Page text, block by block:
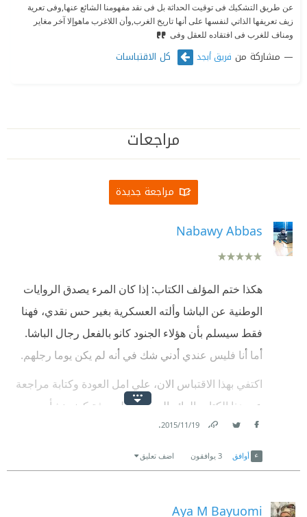
عن طريق التشكيك فى توقيت الحداثة بل فى نقد مفهومنا الشائع عنها,وفى تعرية
زيف تعريفها الذاتي لنفسها على أنها تاريخ الغرب,وأن اللاغرب ماهوإلا آخر مغاير
ومناف للغرب فى افتقاده للعقل وفى
مشاركة من فريق أبجد كل الاقتباسات
مراجعات
مراجعة جديدة
Nabawy Abbas
هكذا ختم المؤلف الكتاب: إذا كان المرء يصدق الروايات
الوطنية عن الباشا وألته العسكرية بغير حس نقدي، فهنا
فقط سيسلم بأن هؤلاء الجنود كانو بالفعل رجال الباشا.
أما أنا فليس عندي أدني شك في أنه لم يكن يوما رجلهم.
اكتفي بهذا الاقتباس الان، علي امل العودة وكتابة مراجعة
عن هذا الكتاب الرائع المهم جدا لمعرفة كيف نشأت
الدولة الحديثة وجيشها وكيف قاومها الناس. وهل كان هذا
الجيش جيش الدولة علي النحو الذي انتهي اليه الأن بتصور
الدولة القومية الحديثة (مع التحفظ طبعا علي فكرة الدولة
19‏/11‏/2015
.
أوافق 3 يوافقون اضف تعليق
Aya M Bayuomi